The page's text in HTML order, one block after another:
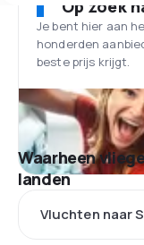
Op zoek
Je bent hier aan
honderden
beste prijs krijgt.
Waarheen
landen
Vluchten naar